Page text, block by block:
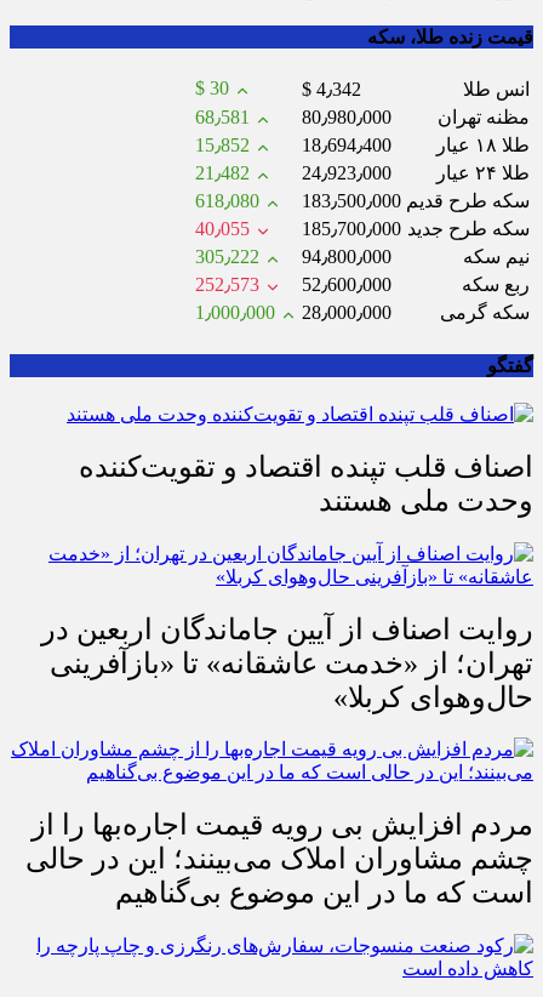
قیمت زنده طلا، سکه
انس طلا $ 4٫342
$ 30
مظنه تهران
80٫980٫000
68٫581
طلا ۱۸ عیار
18٫694٫400
15٫852
طلا ۲۴ عیار
24٫923٫000
21٫482
سکه طرح قدیم 183٫500٫000
618٫080
سکه طرح جدید 185٫700٫000
40٫055
نیم سکه
94٫800٫000
305٫222
ربع سکه
52٫600٫000
252٫573
سکه گرمی
28٫000٫000 1٫000٫000
گفتگو
اصناف قلب تپنده اقتصاد و تقویت‌کننده
وحدت ملی هستند
روایت اصناف از آیین جاماندگان اربعین در
تهران؛ از «خدمت عاشقانه» تا «بازآفرینی
حال‌وهوای کربلا»
مردم افزایش بی رویه قیمت اجاره‌بها را از
چشم مشاوران املاک می‌بینند؛ این در حالی
است که ما در این موضوع بی‌گناهیم